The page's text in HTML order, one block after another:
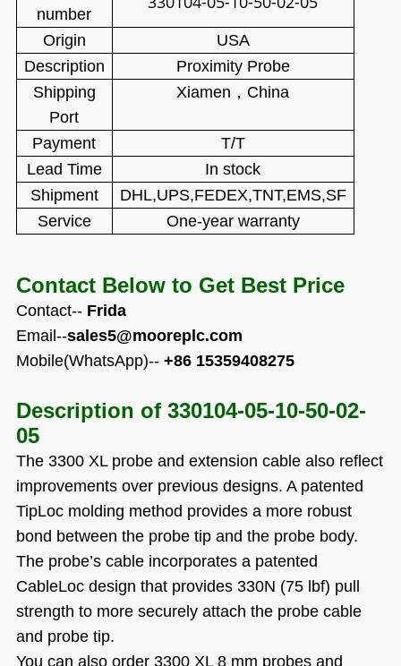
number
Origin
USA
Description
Proximity Probe
Shipping
Port
Xiamen ， China
Payment
T/T
Lead Time
In stock
Shipment
DHL,UPS,FEDEX,TNT,EMS,SF
Service
One-year warranty
Contact Below to Get Best Price
Contact-- Frida
Email--sales5@mooreplc.com
Mobile(WhatsApp)-- +86 15359408275
Description of 330104-05-10-50-02-
05
The 3300 XL probe and extension cable also reflect
improvements over previous designs. A patented
TipLoc molding method provides a more robust
bond between the probe tip and the probe body.
The probe’s cable incorporates a patented
CableLoc design that provides 330N (75 lbf) pull
strength to more securely attach the probe cable
and probe tip.
You can also order 3300 XL 8 mm probes and